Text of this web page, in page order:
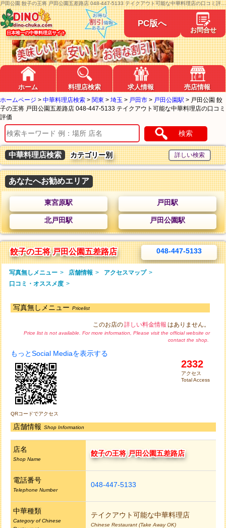
戸田公園 餃子の王将 戸田公園五差路店 048-447-5133 テイクアウト可能な中華料理店の口コミ評価-DINO中華
日本唯一の中華料理店サイト
PC版へ
お問合せ
ホーム 料理店検索 求人情報 売店情報
ホームページ > 中華料理店検索 > 関東 > 埼玉 > 戸田市 > 戸田公園駅 > 戸田公園 餃
子の王将 戸田公園五差路店 048-447-5133 テイクアウト可能な中華料理店の口コミ
評価
検索
中華料理店検索 カテゴリー別
あなたへお勧めエリア
東宮原駅 戸田駅
北戸田駅 戸田公園駅
餃子の王将 戸田公園五差路店 048-447-5133
写真無しメニュー > 店舗情報 > アクセスマップ >
口コミ・オススメ度 >
写真無しメニュー Pricelist
このお店の詳しい料金情報 はありません。
Price list is not available. For more information, Please visit the official website or
contact the shop.
もっとSocial Mediaを表示する
2332
アクセス
Total Access
QRコードでアクセス
店舗情報 Shop Information
店名
Shop Name
餃子の王将 戸田公園五差路店
電話番号
Telephone Number
048-447-5133
中華種類
Category of Chinese
テイクアウト可能な中華料理店
Chinese Restaurant (Take Away OK)